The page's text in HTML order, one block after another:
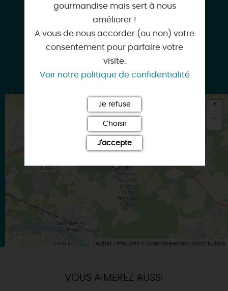
Facebook
Google
Itinéraire vers
SAINT-DENIS-DE-L'HOTEL
+
-
Leaflet | Map data © OpenStreetMap contributors
VOUS AIMEREZ AUSSI
gourmandise mais sert à nous
améliorer !
A vous de nous accorder (ou non) votre
consentement pour parfaire votre
visite.
Voir notre politique de confidentialité
Je refuse
Choisir
J'accepte